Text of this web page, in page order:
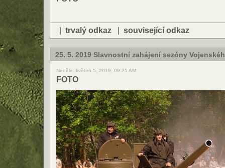
trvalý odkaz související odkaz
25. 5. 2019 Slavnostní zahájení sezóny
Neděle, květen 5, 2019, 09:25 AM
FOTO